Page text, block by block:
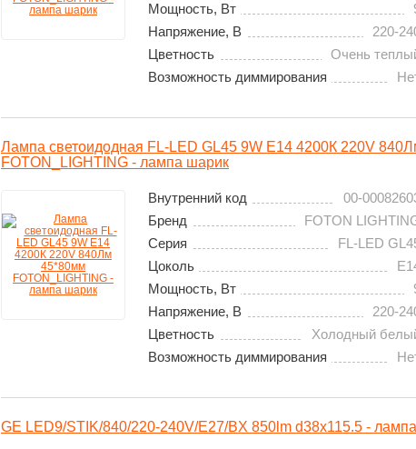
Мощность, Вт
Напряжение, В
220-
Цветность
Очень
Возможность диммирования
Лампа светоидодная FL-LED GL45 9W E14 4200К 220V
FOTON_LIGHTING - лампа шарик
Внутренний код
00-
Бренд
FOTON
Серия
FL-LED
Цоколь
Мощность, Вт
Напряжение, В
220-
Цветность
Холодный
Возможность диммирования
GE LED9/STIK/840/220-240V/E27/BX 850lm d38x115.5 - лампа